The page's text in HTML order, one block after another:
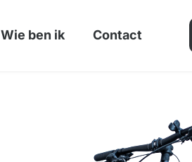
Wie ben ik Contact